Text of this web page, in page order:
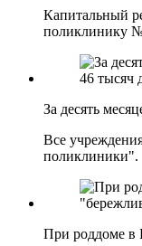
Капитальный
поликлинику
За десять
Все
поликлиники".
При роддоме в